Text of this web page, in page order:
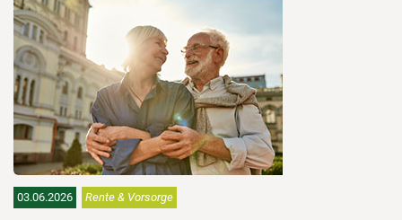
03.06.2026 Rente & Vorsorge